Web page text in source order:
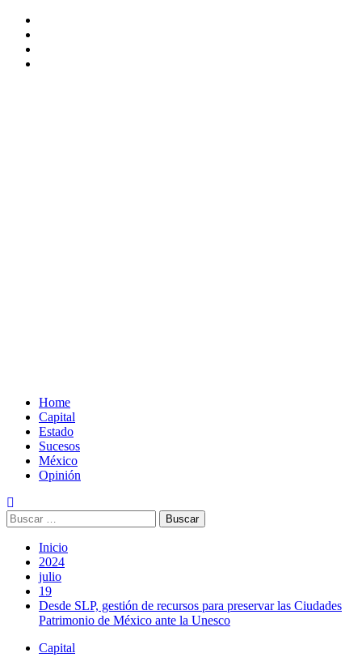
Saltar
contenido
Home
Capital
Estado
Sucesos
México
Opinión
Buscar:
Inicio
2024
julio
19
Desde SLP, gestión de recursos para preservar las Ciudades
Patrimonio de México ante la Unesco
Capital